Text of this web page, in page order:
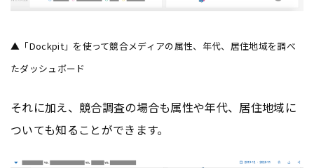
▲「Dockpit」を使って競合メディアの属性、年代、居住地域を調べ
たダッシュボード
それに加え、競合調査の場合も属性や年代、居住地域に
ついても知ることができます。